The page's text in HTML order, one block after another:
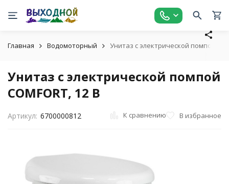
Главная Водомоторный Унитаз с электрической помпой
Унитаз с электрической помпой
COMFORT, 12 В
Артикул: 6700000812 К сравнению В избранное